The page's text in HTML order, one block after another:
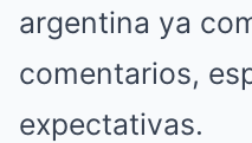
argentina ya
comentarios,
expectativas.